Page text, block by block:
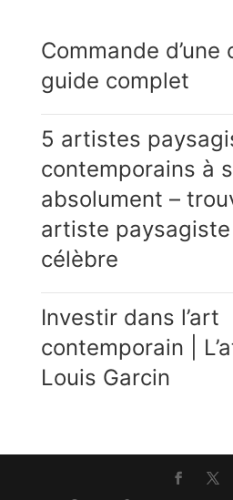
Commande d’une
guide complet
5 artistes
contemporains à
absolument –
artiste
célèbre
Investir dans l’art
contemporain |
Louis Garcin